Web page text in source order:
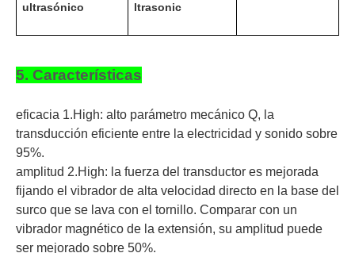
ultrasónico
ltrasonic
5. Características
eficacia 1.High: alto parámetro mecánico Q, la
transducción eficiente entre la electricidad y sonido sobre
95%.
amplitud 2.High: la fuerza del transductor es mejorada
fijando el vibrador de alta velocidad directo en la base del
surco que se lava con el tornillo. Comparar con un
vibrador magnético de la extensión, su amplitud puede
ser mejorado sobre 50%.